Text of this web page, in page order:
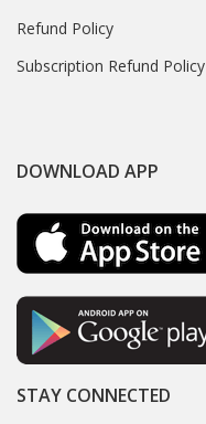
Refund Policy
Subscription Refund Policy
DOWNLOAD APP
STAY CONNECTED